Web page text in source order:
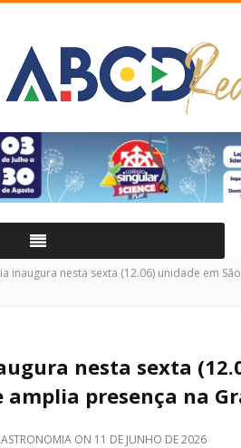
inaugura nesta sexta (12.06) unidade em
nesta sexta
amplia presença na
ON 11 DE JUNHO DE 2026